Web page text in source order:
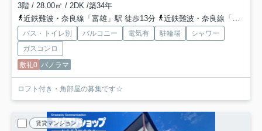
3階 / 28.00㎡ / 2DK /築34年
近鉄難波・奈良線「富雄」駅 徒歩13分
近鉄難波・奈良線「学園前」駅 徒歩25分
バス・トイレ別 バルコニー 電気有 駐輪場
シャワー
ガスコンロ
敷礼0 パノラマ
ロフト付き・角部屋の募集です☆
賃貸マンション